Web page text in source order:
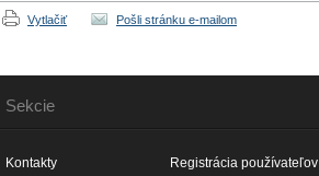
Vytlačiť Pošli stránku e-mailom
Sekcie
Kontakty
Registrácia používateľov